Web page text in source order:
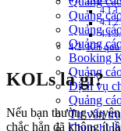
Quảng
Quảng
Quảng
Booking
Quảng
Dịch vụ
Quảng
Tư vấn
Chụp
Kết
KOLs là gì?
Nếu bạn thường
chắc hẳn đã không ít